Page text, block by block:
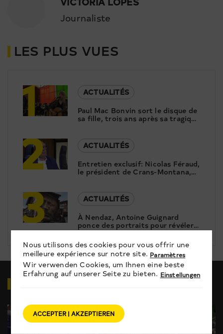
Journaliste
LES PLUS VUES
1
ACTUALITÉS
Paul Mac Bonvin sort le disque de
sa fille, trois ans après sa tragique
2
ACTUALITÉS
Entretien exclusif: Nicolas Féraud,
le président de Crans-Montana,
répond aux questions de Canal9
3
ACTUALITÉS
À Nendaz, Antoine Guignard
ponce des portraits pour révéler
le patrimoine
VIDÉOS EN RELATION
Nous utilisons des cookies pour vous offrir une
meilleure expérience sur notre site. Paramètres
Wir verwenden Cookies, um Ihnen eine beste
Erfahrung auf unserer Seite zu bieten. Einstellungen
ACCEPTER | AKZEPTIEREN